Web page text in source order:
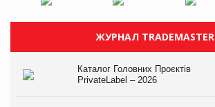
ЖУРНАЛ TRADEMASTER
Каталог Головних Проєктів
PrivateLabel – 2026